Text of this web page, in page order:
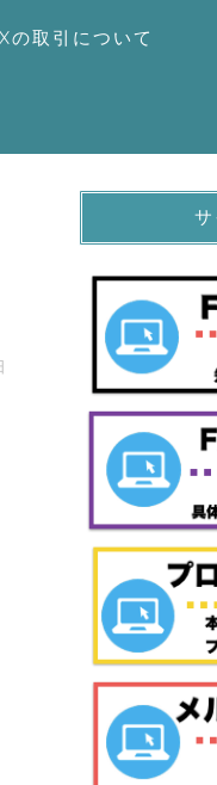
の取引について